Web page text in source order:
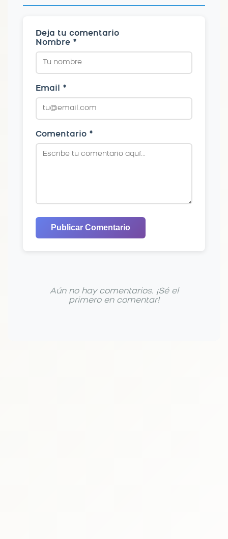
Deja tu comentario
Nombre *
Email *
Comentario *
Publicar Comentario
Aún no hay comentarios. ¡Sé el
primero en comentar!